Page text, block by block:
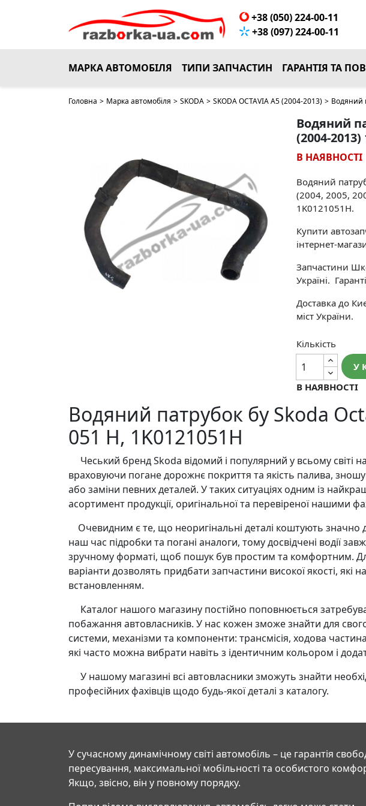
+38 (050) 224-00-11
+38 (097) 224-00-11
МАРКА АВТОМОБІЛЯ ТИПИ ЗАПЧАСТИН ГАРАНТІЯ ТА
Головна > Марка автомобіля > SKODA > SKODA OCTAVIA A5 (2004-2013) > Водяний
Водяний
(2004-2013)
В НАЯВНОСТІ
Водяний
(2004, 2005,
1K0121051H.
Купити
інтернет-
Запчастини
Україні.
Доставка до
міст України.
Кількість
У
В НАЯВНОСТІ
Водяний патрубок бу Skoda
051 H, 1K0121051H
Чеський бренд Skoda відомий і популярний у всьому світі
враховуючи погане дорожнє покриття та якість палива,
або заміни певних деталей. У таких ситуаціях одним із
асортимент продукції, оригінальної та перевіреної нашими
Очевидним є те, що неоригінальні деталі коштують значно
наш час підробки та погані аналоги, тому досвідчені водії
зручному форматі, щоб пошук був простим та комфортним.
варіанти дозволять придбати запчастини високої якості, які
встановленням.
Каталог нашого магазину постійно поповнюється
побажання автовласників. У нас кожен зможе знайти для
системи, механізми та компоненти: трансмісія, ходова
які часто можна вибрати навіть з ідентичним кольором і
У нашому магазині всі автовласники зможуть знайти
професійних фахівців щодо будь-якої деталі з каталогу.
У сучасному динамічному світі автомобіль – це гарантія
пересування, максимальної мобільності та особистого
Якщо, звісно, він у повному порядку.